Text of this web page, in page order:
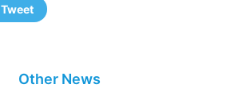
Tweet
Other News